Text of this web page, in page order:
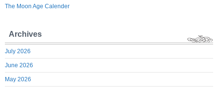
The Moon Age Calender
Archives
July 2026
June 2026
May 2026